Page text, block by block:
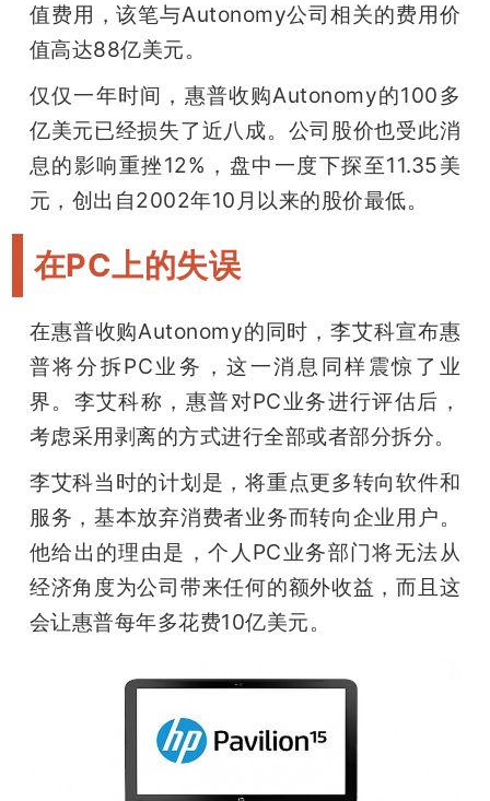
值费用，该笔与Autonomy公司相关的费用价
值高达88亿美元。
仅仅一年时间，惠普收购Autonomy的100多
亿美元已经损失了近八成。公司股价也受此消
息的影响重挫12%，盘中一度下探至11.35美
元，创出自2002年10月以来的股价最低。
在PC上的失误
在惠普收购Autonomy的同时，李艾科宣布惠
普将分拆PC业务，这一消息同样震惊了业
界。李艾科称，惠普对PC业务进行评估后，
考虑采用剥离的方式进行全部或者部分拆分。
李艾科当时的计划是，将重点更多转向软件和
服务，基本放弃消费者业务而转向企业用户。
他给出的理由是，个人PC业务部门将无法从
经济角度为公司带来任何的额外收益，而且这
会让惠普每年多花费10亿美元。